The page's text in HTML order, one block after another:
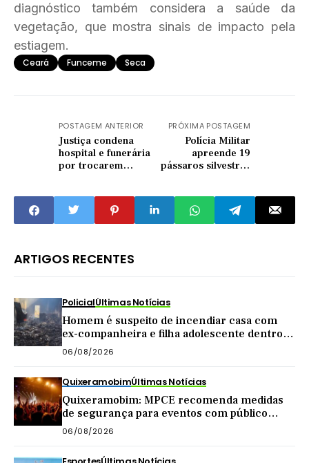
diagnóstico também considera a saúde da
vegetação, que mostra sinais de impacto pela
estiagem.
Ceará Funceme Seca
POSTAGEM ANTERIOR
Justiça condena
hospital e funerária
por trocarem
no Ceará
PRÓXIMA POSTAGEM
Polícia Militar
apreende 19
pássaros silvestres
cativeiro
ARTIGOS RECENTES
PolicialÚltimas Notícias
Homem é suspeito de incendiar casa com
ex-companheira e filha adolescente dentro
do imóvel
06/08/2026
QuixeramobimÚltimas Notícias
Quixeramobim: MPCE recomenda medidas
de segurança para eventos com público
acima de mil pessoas
06/08/2026